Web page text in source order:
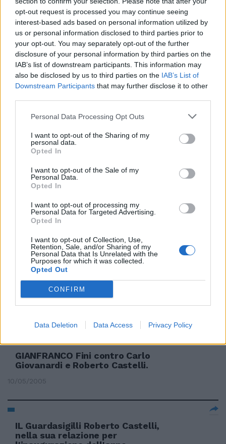
opt-out request is processed you may continue seeing
interest-based ads based on personal information utilized by
us or personal information disclosed to third parties prior to
your opt-out. You may separately opt-out of the further
disclosure of your personal information by third parties on the
IAB’s list of downstream participants. This information may
also be disclosed by us to third parties on the IAB’s List of
Downstream Participants that may further disclose it to other
Personal Data Processing Opt Outs
I want to opt-out of the Sharing of my
personal data.
Opted In
I want to opt-out of the Sale of my
Personal Data.
Opted In
I want to opt-out of processing my
Personal Data for Targeted Advertising.
Opted In
I want to opt-out of Collection, Use,
Retention, Sale, and/or Sharing of my
Personal Data that Is Unrelated with the
Purposes for which it was collected.
Opted Out
CONFIRM
Data Deletion Data Access Privacy Policy
CASTELLI: «SI INFORMINO
MEGLIO»
02/10/2005
Castelli: indagini sulla fuga di
notizie Maroni: fatto grave
27/07/2005
Giustizia, passa la Riforma di
Castelli
20/07/2005
Castelli gioca la sua «partita
doppia»
06/07/2005
Castelli attacca il Csm, Rognoni
non ci sta
GIANFRANCO Fini contro Carlo
Giovanardi e Roberto Castelli.
10/05/2005
IL Guardasigilli Roberto Castelli,
nella sua relazione per